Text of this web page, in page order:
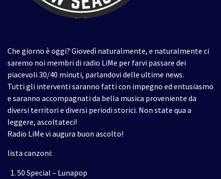
Che giorno è oggi? Giovedì naturalmente, e naturalmente ci
saremo noi membri di radio LiMe per farvi passare dei
piacevoli 30/40 minuti, parlandovi delle ultime news.
Tutti gli interventi saranno fatti con impegno ed entusiasmo
e saranno accompagnati da bella musica proveniente da
diversi territori e diversi periodi storici. Non state qua a
leggere, ascoltateci!
Radio LiMe vi augura buon ascolto!
lista canzoni:
50 Special – Lunapop